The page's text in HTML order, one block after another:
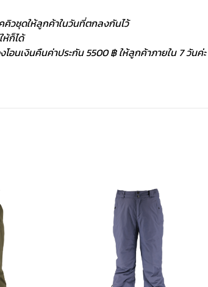
คิวชุดให้ลูกค้าในวันที่ตกลงกันไว้
ห้ก็ได้
อนเงินคืนค่าประกัน 5500 ฿ ให้ลูกค้าภายใน 7 วันค่ะ